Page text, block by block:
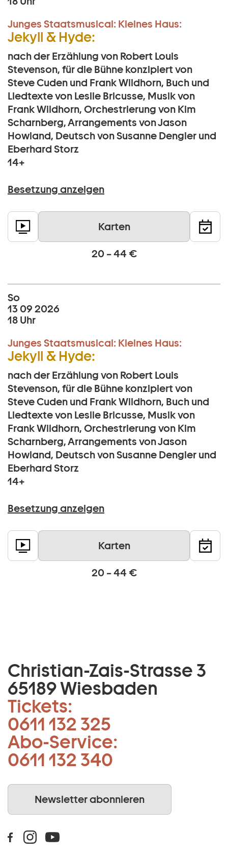
Junges Staatsmusical: Kleines Haus:
Jekyll & Hyde:
nach der Erzählung von Robert Louis
Stevenson, für die Bühne konzipiert von
Steve Cuden und Frank Wildhorn, Buch und
Liedtexte von Leslie Bricusse, Musik von
Frank Wildhorn, Orchestrierung von Kim
Scharnberg, Arrangements von Jason
Howland, Deutsch von Susanne Dengler und
Eberhard Storz
14+
Besetzung anzeigen
Karten
20 – 44 €
So
13 09 2026
18 Uhr
Junges Staatsmusical: Kleines Haus:
Jekyll & Hyde:
nach der Erzählung von Robert Louis
Stevenson, für die Bühne konzipiert von
Steve Cuden und Frank Wildhorn, Buch und
Liedtexte von Leslie Bricusse, Musik von
Frank Wildhorn, Orchestrierung von Kim
Scharnberg, Arrangements von Jason
Howland, Deutsch von Susanne Dengler und
Eberhard Storz
14+
Besetzung anzeigen
Karten
20 – 44 €
Christian-Zais-Strasse 3
65189 Wiesbaden
Tickets:
0611 132 325
Abo-Service:
0611 132 340
Newsletter abonnieren